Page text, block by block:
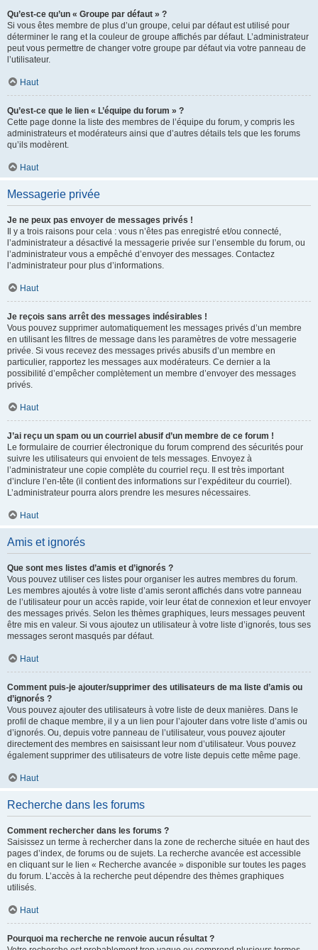
Qu’est-ce qu’un « Groupe par défaut » ?
Si vous êtes membre de plus d’un groupe, celui par défaut est utilisé pour
déterminer le rang et la couleur de groupe affichés par défaut. L’administrateur
peut vous permettre de changer votre groupe par défaut via votre panneau de
l’utilisateur.
Haut
Qu’est-ce que le lien « L’équipe du forum » ?
Cette page donne la liste des membres de l’équipe du forum, y compris les
administrateurs et modérateurs ainsi que d’autres détails tels que les forums
qu’ils modèrent.
Haut
Messagerie privée
Je ne peux pas envoyer de messages privés !
Il y a trois raisons pour cela : vous n’êtes pas enregistré et/ou connecté,
l’administrateur a désactivé la messagerie privée sur l’ensemble du forum, ou
l’administrateur vous a empêché d’envoyer des messages. Contactez
l’administrateur pour plus d’informations.
Haut
Je reçois sans arrêt des messages indésirables !
Vous pouvez supprimer automatiquement les messages privés d’un membre
en utilisant les filtres de message dans les paramètres de votre messagerie
privée. Si vous recevez des messages privés abusifs d’un membre en
particulier, rapportez les messages aux modérateurs. Ce dernier a la
possibilité d’empêcher complètement un membre d’envoyer des messages
privés.
Haut
J’ai reçu un spam ou un courriel abusif d’un membre de ce forum !
Le formulaire de courrier électronique du forum comprend des sécurités pour
suivre les utilisateurs qui envoient de tels messages. Envoyez à
l’administrateur une copie complète du courriel reçu. Il est très important
d’inclure l’en-tête (il contient des informations sur l’expéditeur du courriel).
L’administrateur pourra alors prendre les mesures nécessaires.
Haut
Amis et ignorés
Que sont mes listes d’amis et d’ignorés ?
Vous pouvez utiliser ces listes pour organiser les autres membres du forum.
Les membres ajoutés à votre liste d’amis seront affichés dans votre panneau
de l’utilisateur pour un accès rapide, voir leur état de connexion et leur envoyer
des messages privés. Selon les thèmes graphiques, leurs messages peuvent
être mis en valeur. Si vous ajoutez un utilisateur à votre liste d’ignorés, tous ses
messages seront masqués par défaut.
Haut
Comment puis-je ajouter/supprimer des utilisateurs de ma liste d’amis ou
d’ignorés ?
Vous pouvez ajouter des utilisateurs à votre liste de deux manières. Dans le
profil de chaque membre, il y a un lien pour l’ajouter dans votre liste d’amis ou
d’ignorés. Ou, depuis votre panneau de l’utilisateur, vous pouvez ajouter
directement des membres en saisissant leur nom d’utilisateur. Vous pouvez
également supprimer des utilisateurs de votre liste depuis cette même page.
Haut
Recherche dans les forums
Comment rechercher dans les forums ?
Saisissez un terme à rechercher dans la zone de recherche située en haut des
pages d’index, de forums ou de sujets. La recherche avancée est accessible
en cliquant sur le lien « Recherche avancée » disponible sur toutes les pages
du forum. L’accès à la recherche peut dépendre des thèmes graphiques
utilisés.
Haut
Pourquoi ma recherche ne renvoie aucun résultat ?